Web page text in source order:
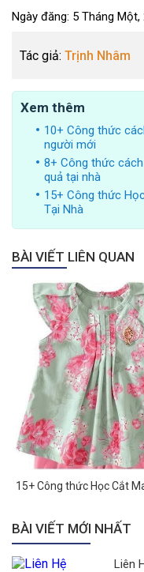
dễ
Ngày đăng: 5 Tháng Một,
Tác giả: Trịnh Nhâm
Xem thêm
10+ Công thức
người mới
8+ Công thức
quả tại nhà
15+ Công thức
Tại Nhà
BÀI VIẾT LIÊN QUAN
15+ Công thức Học Cắt
BÀI VIẾT MỚI NHẤT
Liên